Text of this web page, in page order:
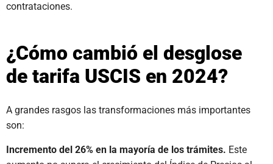
contrataciones.
¿Cómo cambió el desglose
de tarifa USCIS en 2024?
A grandes rasgos las transformaciones más importantes
son:
Incremento del 26% en la mayoría de los trámites. Este